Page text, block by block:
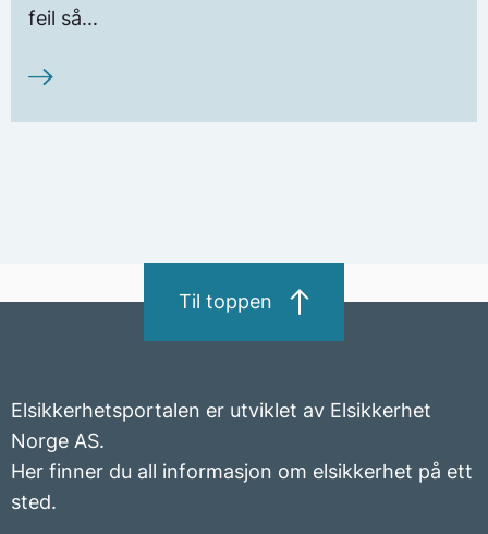
feil så...
Til toppen
Elsikkerhetsportalen er utviklet av Elsikkerhet
Norge AS.
Her finner du all informasjon om elsikkerhet på ett
sted.